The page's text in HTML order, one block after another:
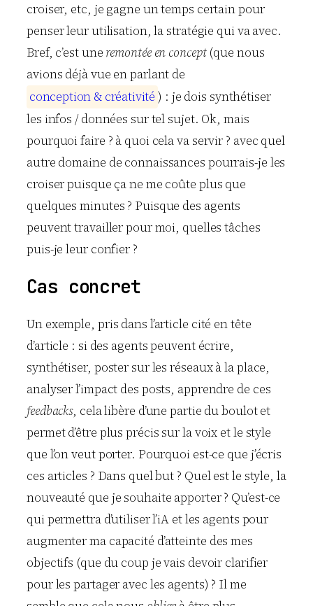
croiser, etc, je gagne un temps certain pour
penser leur utilisation, la stratégie qui va avec.
Bref, c’est une remontée en concept(que nous
avions déjà vue en parlant de
conception & créativité ) : je dois synthétiser
les infos / données sur tel sujet. Ok, mais
pourquoi faire ? à quoi cela va servir ? avec quel
autre domaine de connaissances pourrais-je les
croiser puisque ça ne me coûte plus que
quelques minutes ? Puisque des agents
peuvent travailler pour moi, quelles tâches
puis-je leur confier ?
Cas concret
Un exemple, pris dans l’article cité en tête
d’article : si des agents peuvent écrire,
synthétiser, poster sur les réseaux à la place,
analyser l’impact des posts, apprendre de ces
feedbacks, cela libère d’une partie du boulot et
permet d’être plus précis sur la voix et le style
que l’on veut porter. Pourquoi est-ce que j’écris
ces articles ? Dans quel but ? Quel est le style, la
nouveauté que je souhaite apporter ? Qu’est-ce
qui permettra d’utiliser l’iA et les agents pour
augmenter ma capacité d’atteinte des mes
objectifs (que du coup je vais devoir clarifier
pour les partager avec les agents) ? Il me